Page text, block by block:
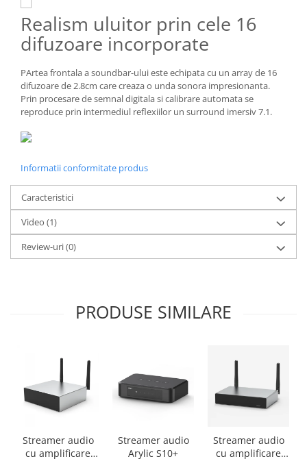
Realism uluitor prin cele 16
difuzoare incorporate
PArtea frontala a soundbar-ului este echipata cu un array de 16
difuzoare de 2.8cm care creaza o unda sonora impresionanta.
Prin procesare de semnal digitala si calibrare automata se
reproduce prin intermediul reflexiilor un surround imersiv 7.1.
Informatii conformitate produs
Caracteristici
Video (1)
Review-uri(0)
PRODUSE SIMILARE
Streamer audio
cu amplificare
Streamer audio
Arylic S10+
Streamer audio
cu amplificare